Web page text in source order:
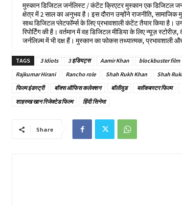
मुस्कान डिजिटल जर्नलिस्ट / कंटेंट क्रिएटर मुस्कान एक डिजिटल
क्षेत्र में 2 साल का अनुभव है। इस दौरान उन्होंने राजनीति, सामाजिक
साथ डिजिटल प्लेटफॉर्म्स के लिए प्रभावशाली कंटेंट तैयार किया है।
रिपोर्टिंग की है। वर्तमान में वह डिजिटल मीडिया के लिए न्यूज़
जर्नलिज़्म में भी दक्ष हैं। मुस्कान का फोकस तथ्यात्मक, प्रभावशाली
TAGS 3 Idiots 3 इडियट्स Aamir Khan blockbuster film
Rajkumar Hirani
Rancho role Shah Rukh Khan Shah
फिल्म इंडस्ट्री
बॉक्स ऑफिस कलेक्शन बॉलीवुड ब्लॉकबस्टर फिल्म
शाहरुख खान रिजेक्टेड फिल्म
हिंदी सिनेमा
Share